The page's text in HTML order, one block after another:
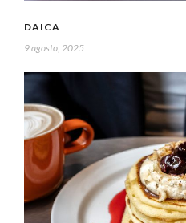
DAICA
9 agosto, 2025